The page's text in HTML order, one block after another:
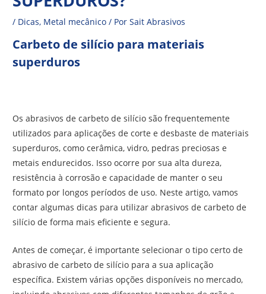
/ Dicas, Metal mecânico / PorSait Abrasivos
Carbeto de silício para materiais
superduros
Os abrasivos de carbeto de silício são frequentemente
utilizados para aplicações de corte e desbaste de materiais
superduros, como cerâmica, vidro, pedras preciosas e
metais endurecidos. Isso ocorre por sua alta dureza,
resistência à corrosão e capacidade de manter o seu
formato por longos períodos de uso. Neste artigo, vamos
contar algumas dicas para utilizar abrasivos de carbeto de
silício de forma mais eficiente e segura.
Antes de começar, é importante selecionar o tipo certo de
abrasivo de carbeto de silício para a sua aplicação
específica. Existem várias opções disponíveis no mercado,